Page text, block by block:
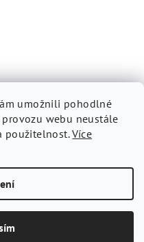
umožnili pohodlné
webu neustále
použitelnost.Více